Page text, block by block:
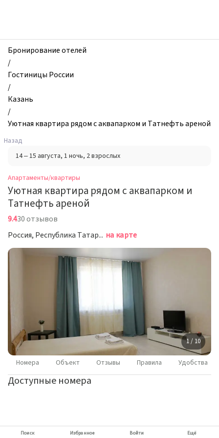
и
квартиры,
Уютная
квартира
рядом
аквапарком
и
Татнефть
ареной,
Казань,
Россия
Бронирование отелей
/
Гостиницы России
/
Казань
/
Уютная квартира рядом с аквапарком и Татнефть ареной
Назад
14 – 15 августа, 1 ночь, 2 взрослых
Апартаменты/квартиры
Уютная квартира рядом с аквапарком и
Татнефть ареной
9.430 отзывов
Россия, Республика Татарстан (Татарстан), Казань, улица Четаева, 14Ак2 на карте
1 / 10
Номера Объект Отзывы Правила Удобства
Доступные номера
Поиск Избранное Войти Ещё